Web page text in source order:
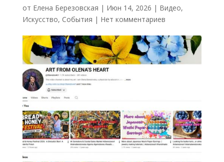
от Елена Березовская | Июн 14, 2026 | Видео,
Искусство, События | Нет комментариев